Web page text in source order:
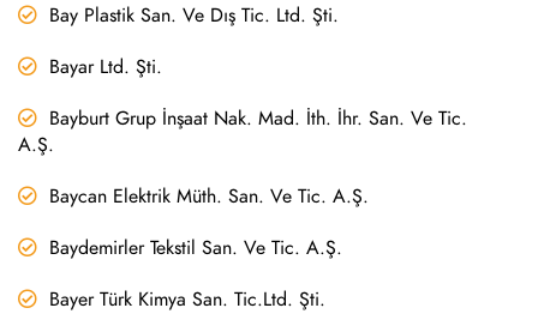
Bay Plastik San. Ve Dış Tic. Ltd. Şti.
Bayar Ltd. Şti.
Bayburt Grup İnşaat Nak. Mad. İth. İhr. San. Ve Tic.
A.Ş.
Baycan Elektrik Müth. San. Ve Tic. A.Ş.
Baydemirler Tekstil San. Ve Tic. A.Ş.
Bayer Türk Kimya San. Tic.Ltd. Şti.